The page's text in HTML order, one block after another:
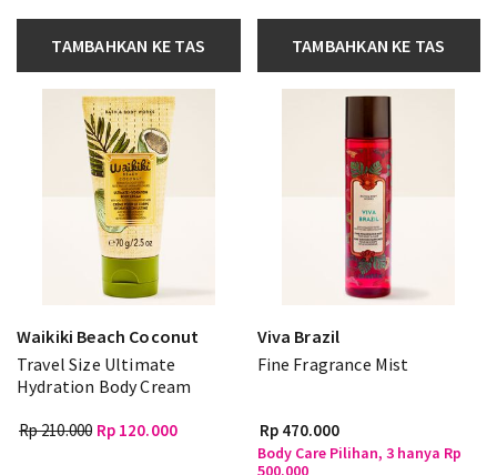
TAMBAHKAN KE TAS TAMBAHKAN KE TAS
Waikiki Beach Coconut
Travel Size Ultimate
Hydration Body Cream
Rp 210.000 Rp 120.000
Viva Brazil
Fine Fragrance Mist
Rp 470.000
Body Care Pilihan, 3 hanya Rp
500.000